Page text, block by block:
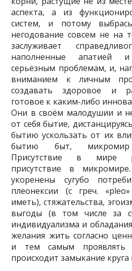
аспекта, а из
систем, и потому
негодование совсем не на
заслуживает
наполненные апатией
серьёзным проблемам, и,
вниманием к личным
создавать здоровое и
готовое к каким-либо
Они в своём малодушии и
от себя бытие,
бытию ускользать от их
бытию быт, микромир
Присутствие в мире
присутствие в
укоренены сугубо
плеонексии (с греч.
иметь), стяжательства,
выгоды (в том числе за
индивидуализма и
желания жить согласно
и тем самым проявлять
происходит замыкание